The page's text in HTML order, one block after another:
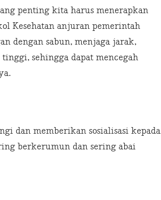
penting kita harus menerapkan
Kesehatan anjuran pemerintah
dengan sabun, menjaga jarak,
sehingga dapat mencegah
dan memberikan sosialisasi kepada
berkerumun dan sering abai